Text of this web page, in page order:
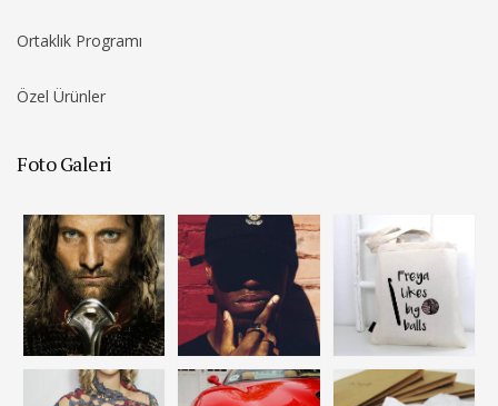
Ortaklık Programı
Özel Ürünler
Foto Galeri